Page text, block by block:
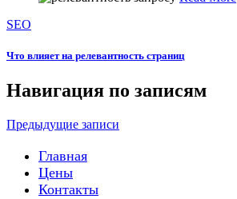
SEO
Что влияет на релевантность страниц
Навигация по записям
Предыдущие записи
Главная
Цены
Контакты